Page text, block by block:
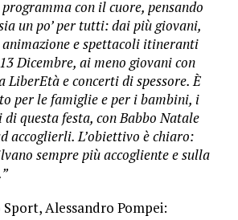
con il cuore, pensando
un po’ per tutti: dai più giovani,
e spettacoli itineranti
Dicembre, ai meno giovani con
LiberEtà e concerti di spessore. È
per le famiglie e per i bambini, i
questa festa, con Babbo Natale
accoglierli. L’obiettivo è chiaro:
sempre più accogliente e sulla
Sport, Alessandro Pompei: